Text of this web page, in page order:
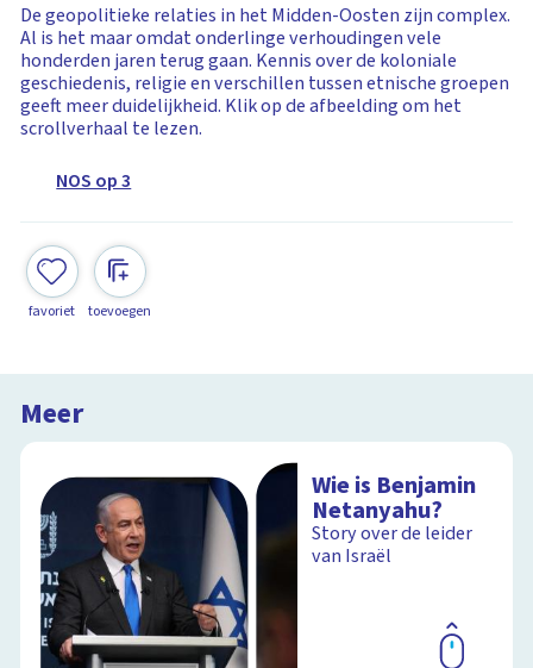
De geopolitieke relaties in het Midden-Oosten zijn complex.
Al is het maar omdat onderlinge verhoudingen vele
honderden jaren terug gaan. Kennis over de koloniale
geschiedenis, religie en verschillen tussen etnische groepen
geeft meer duidelijkheid. Klik op de afbeelding om het
scrollverhaal te lezen.
NOS op 3
favoriet toevoegen
Meer
Wie is Benjamin
Netanyahu?
Story over de leider
van Israël